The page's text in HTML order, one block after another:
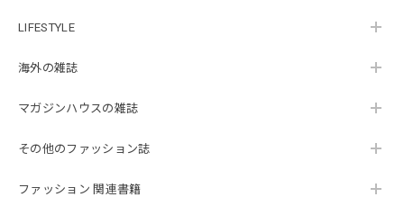
LIFESTYLE
海外の雑誌
マガジンハウスの雑誌
その他のファッション誌
ファッション 関連書籍